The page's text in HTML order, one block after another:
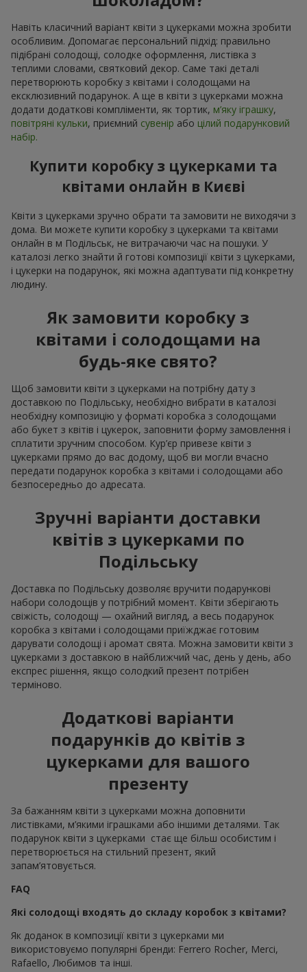
Навіть класичний варіант квіти з цукерками можна зробити
особливим. Допомагає персональний підхід: правильно
підібрані солодощі, солодке оформлення, листівка з
теплими словами, святковий декор. Саме такі деталі
перетворюють коробку з квітами і солодощами на
ексклюзивний подарунок. А ще в квіти з цукерками можна
додати додаткові компліменти, як тортик, м’яку іграшку,
повітряні кульки, приємний сувенір або цілий подарунковий
набір.
Купити коробку з цукерками та
квітами онлайн в Києві
Квіти з цукерками зручно обрати та замовити не виходячи з
дома. Ви можете купити коробку з цукерками та квітами
онлайн в м Подільськ, не витрачаючи час на пошуки. У
каталозі легко знайти й готові композиції квіти з цукерками,
і цукерки на подарунок, які можна адаптувати під конкретну
людину.
Як замовити коробку з
квітами і солодощами на
будь-яке свято?
Щоб замовити квіти з цукерками на потрібну дату з
доставкою по Подільську, необхідно вибрати в каталозі
необхідну композицію у форматі коробка з солодощами
або букет з квітів і цукерок, заповнити форму замовлення і
сплатити зручним способом. Кур’єр привезе квіти з
цукерками прямо до вас додому, щоб ви могли вчасно
передати подарунок коробка з квітами і солодощами або
безпосередньо до адресата.
Зручні варіанти доставки
квітів з цукерками по
Подільську
Доставка по Подільську дозволяє вручити подарункові
набори солодощів у потрібний момент. Квіти зберігають
свіжість, солодощі — охайний вигляд, а весь подарунок
коробка з квітами і солодощами приїжджає готовим
дарувати солодощі і аромат свята. Можна замовити квіти з
цукерками з доставкою в найближчий час, день у день, або
експрес рішення, якщо солодкий презент потрібен
терміново.
Додаткові варіанти
подарунків до квітів з
цукерками для вашого
презенту
За бажанням квіти з цукерками можна доповнити
листівками, м’якими іграшками або іншими деталями. Так
подарунок квіти з цукерками стає ще більш особистим і
перетворюється на стильний презент, який
запам’ятовується.
FAQ
Які солодощі входять до складу коробок з квітами?
Як доданок в композиції квіти з цукерками ми
використовуємо популярні бренди: Ferrero Rocher, Merci,
Rafaello, Любимов та інші.